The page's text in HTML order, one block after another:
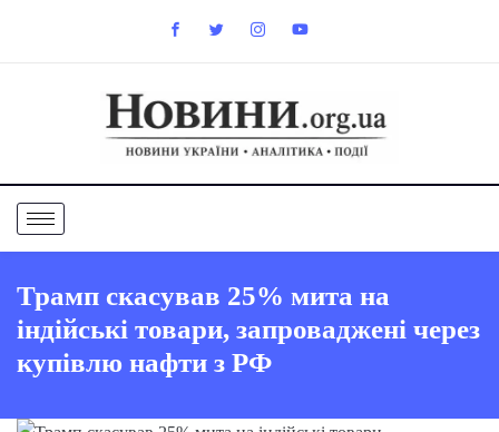
Трамп скасував 25% мита на
індійські товари, запроваджені через
купівлю нафти з РФ